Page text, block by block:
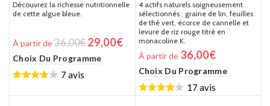
Découvrez la richesse nutritionnelle
de cette algue bleue.
À partir de36,00€ 29,00€
Choix Du Programme
7 avis
4 actifs naturels soigneusement
sélectionnés : graine de lin, feuilles
de thé vert, écorce de cannelle et
levure de riz rouge titré en
monacoline K.
À partir de 36,00€
Choix Du Programme
17 avis